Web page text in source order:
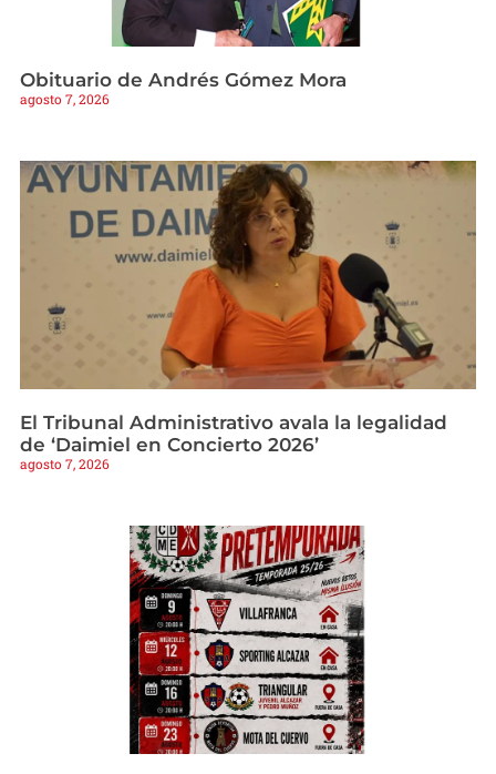
Obituario de Andrés Gómez Mora
agosto 7, 2026
El Tribunal Administrativo avala la legalidad
de ‘Daimiel en Concierto 2026’
agosto 7, 2026